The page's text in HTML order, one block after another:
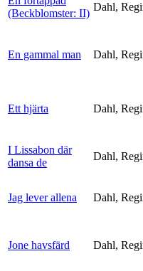
(Beckblomster: II)
Dahl,
En gammal man Dahl,
Ett hjärta Dahl,
I Lissabon där
dansa de
Dahl,
Jag lever allena Dahl,
Jone havsfärd Dahl,